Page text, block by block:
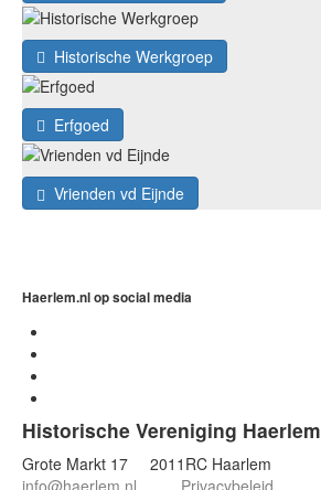
Historische Werkgroep
Erfgoed
Vrienden vd Eijnde
Haerlem.nl op social media
Historische Vereniging Haerlem
Grote Markt 17 2011RC Haarlem